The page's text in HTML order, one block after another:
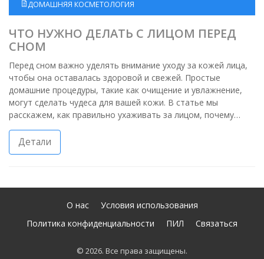
ДОМАШНЯЯ КОСМЕТОЛОГИЯ
ЧТО НУЖНО ДЕЛАТЬ С ЛИЦОМ ПЕРЕД
СНОМ
Перед сном важно уделять внимание уходу за кожей лица,
чтобы она оставалась здоровой и свежей. Простые
домашние процедуры, такие как очищение и увлажнение,
могут сделать чудеса для вашей кожи. В статье мы
расскажем, как правильно ухаживать за лицом, почему
важно соблюдать последовательность этапов ухода, и
поделимся интересными фактами о том, какие ингредиенты
помогают вашей коже ночью.
Детали
О нас
Условия использования
Политика конфиденциальности
ПИЛ Связаться
© 2026. Все права защищены.